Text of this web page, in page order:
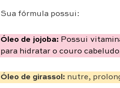
Sua fórmula possui:
Óleo de jojoba: Possui
para hidratar o couro
Óleo de girassol: nutre,